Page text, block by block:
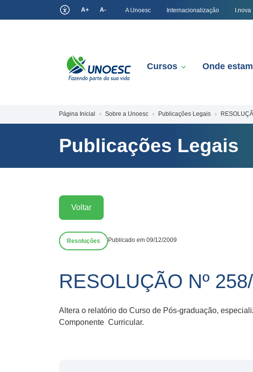
A+ A- A Unoesc Internacionalização I.nova
Cursos Onde
Página Inicial Sobre a Unoesc Publicações Legais
Publicações Legais
Voltar
Resoluções Publicado em 09/12/2009
RESOLUÇÃO Nº
Altera o relatório do Curso de Pós-graduação,
Componente Curricular.